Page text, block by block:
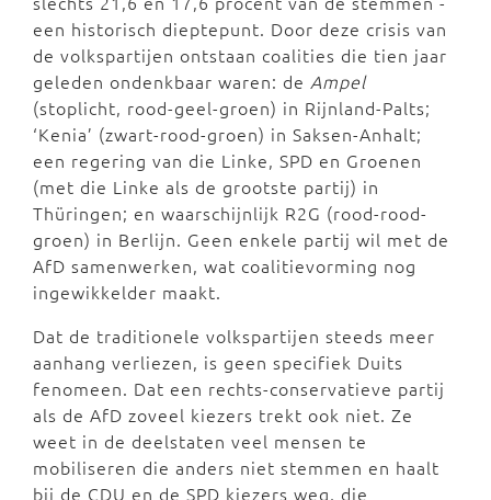
een historisch dieptepunt. Door deze crisis van
de volkspartijen ontstaan coalities die tien jaar
geleden ondenkbaar waren: de Ampel
(stoplicht, rood-geel-groen) in Rijnland-Palts;
‘Kenia’ (zwart-rood-groen) in Saksen-Anhalt;
een regering van die Linke, SPD en Groenen
(met die Linke als de grootste partij) in
Thüringen; en waarschijnlijk R2G (rood-rood-
groen) in Berlijn. Geen enkele partij wil met de
AfD samenwerken, wat coalitievorming nog
ingewikkelder maakt.
Dat de traditionele volkspartijen steeds meer
aanhang verliezen, is geen specifiek Duits
fenomeen. Dat een rechts-conservatieve partij
als de AfD zoveel kiezers trekt ook niet. Ze
weet in de deelstaten veel mensen te
mobiliseren die anders niet stemmen en haalt
bij de CDU en de SPD kiezers weg, die